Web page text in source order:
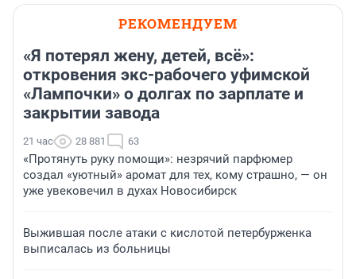
РЕКОМЕНДУЕМ
«Я потерял жену, детей, всё»:
откровения экс-рабочего уфимской
«Лампочки» о долгах по зарплате и
закрытии завода
21 час 28 881 63
«Протянуть руку помощи»: незрячий парфюмер
создал «уютный» аромат для тех, кому страшно, — он
уже увековечил в духах Новосибирск
Выжившая после атаки с кислотой петербурженка
выписалась из больницы